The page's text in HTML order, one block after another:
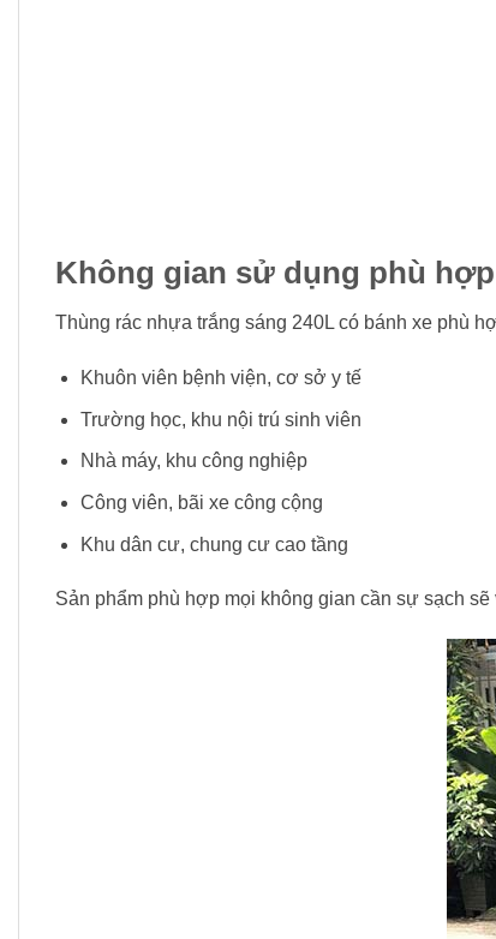
Không gian sử dụng phù
Thùng rác nhựa trắng sáng 240L có bánh xe phù
Khuôn viên bệnh viện, cơ sở y tế
Trường học, khu nội trú sinh viên
Nhà máy, khu công nghiệp
Công viên, bãi xe công cộng
Khu dân cư, chung cư cao tầng
Sản phẩm phù hợp mọi không gian cần sự sạch sẽ